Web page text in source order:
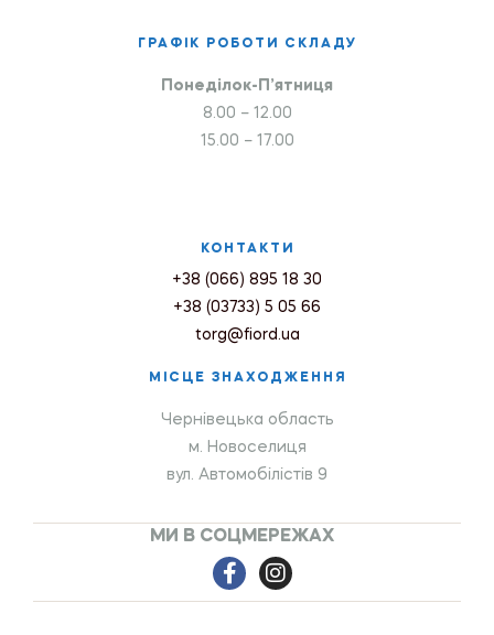
ГРАФІК РОБОТИ СКЛАДУ
Понеділок-П’ятниця
8.00 – 12.00
15.00 – 17.00
КОНТАКТИ
+38 (066) 895 18 30
+38 (03733) 5 05 66
torg@fiord.ua
МІСЦЕ ЗНАХОДЖЕННЯ
Чернівецька область
м. Новоселиця
вул. Автомобілістів 9
МИ В СОЦМЕРЕЖАХ